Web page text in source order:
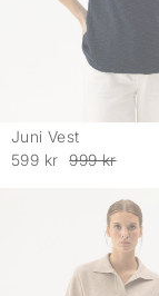
Juni Vest
599 kr
999 kr